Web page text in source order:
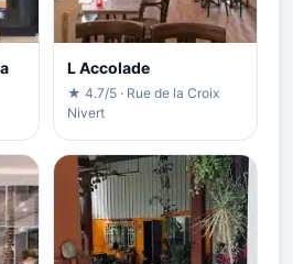
L Accolade
★ 4.7/5 · Rue de la Croix
Nivert